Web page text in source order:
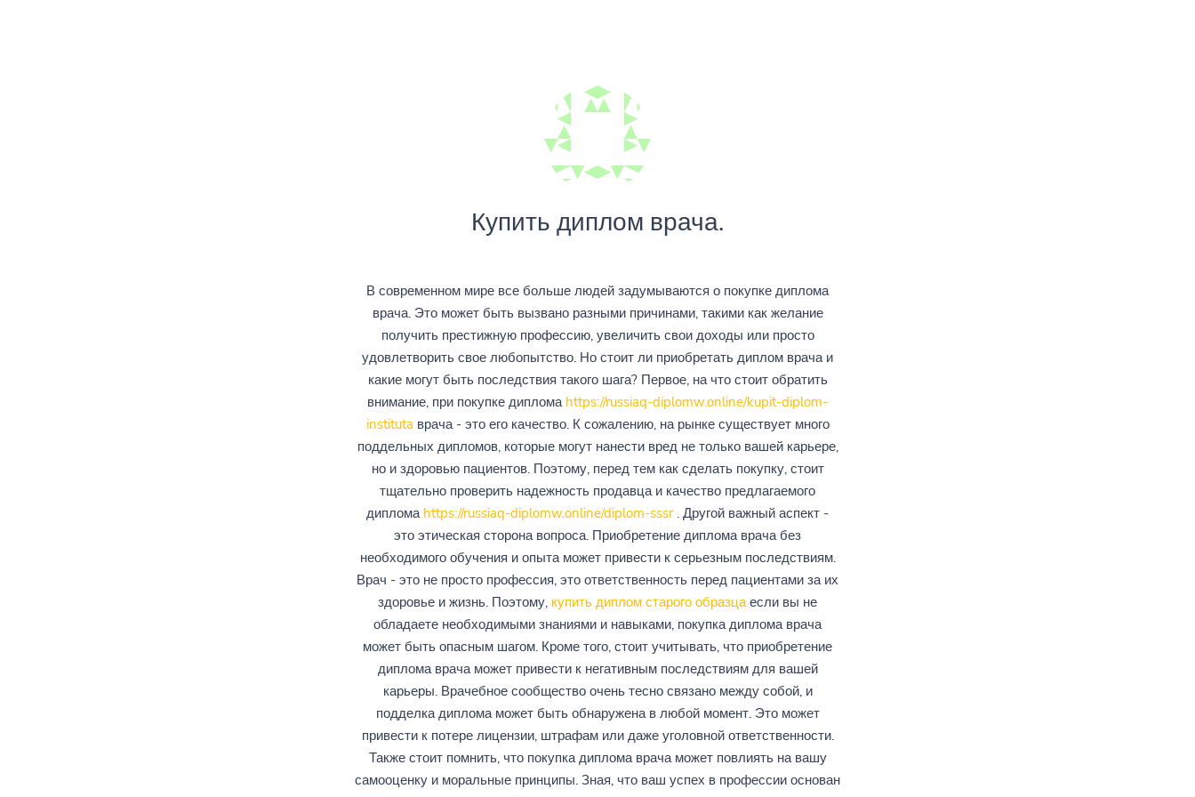
Купить диплом врача.
В современном мире все больше людей задумываются о покупке диплома
врача. Это может быть вызвано разными причинами, такими как желание
получить престижную профессию, увеличить свои доходы или просто
удовлетворить свое любопытство. Но стоит ли приобретать диплом врача и
какие могут быть последствия такого шага? Первое, на что стоит обратить
внимание, при покупке диплома https://russiaq-diplomw.online/kupit-diplom-
instituta врача - это его качество. К сожалению, на рынке существует много
поддельных дипломов, которые могут нанести вред не только вашей карьере,
но и здоровью пациентов. Поэтому, перед тем как сделать покупку, стоит
тщательно проверить надежность продавца и качество предлагаемого
диплома https://russiaq-diplomw.online/diplom-sssr. Другой важный аспект -
это этическая сторона вопроса. Приобретение диплома врача без
необходимого обучения и опыта может привести к серьезным последствиям.
Врач - это не просто профессия, это ответственность перед пациентами за их
здоровье и жизнь. Поэтому, купить диплом старого образцаесли вы не
обладаете необходимыми знаниями и навыками, покупка диплома врача
может быть опасным шагом. Кроме того, стоит учитывать, что приобретение
диплома врача может привести к негативным последствиям для вашей
карьеры. Врачебное сообщество очень тесно связано между собой, и
подделка диплома может быть обнаружена в любой момент. Это может
привести к потере лицензии, штрафам или даже уголовной ответственности.
Также стоит помнить, что покупка диплома врача может повлиять на вашу
самооценку и моральные принципы. Зная, что ваш успех в профессии основан